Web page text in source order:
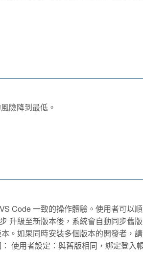
險降到最低。
Code 一致的操作體驗。使用者可以順
升級至新版本後，系統會自動同步舊版
。如果同時安裝多個版本的開發者，請
使用者設定：與舊版相同，綁定登入